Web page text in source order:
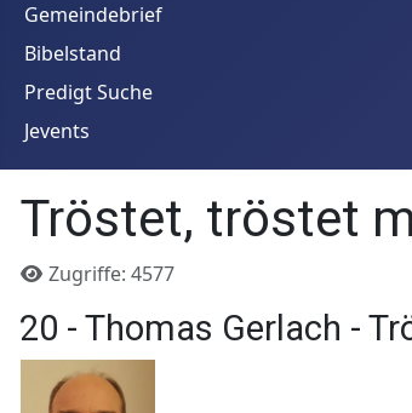
Gemeindebrief
Bibelstand
Predigt Suche
Jevents
Tröstet, tröstet
Details
Zugriffe: 4577
20 - Thomas Gerlach -